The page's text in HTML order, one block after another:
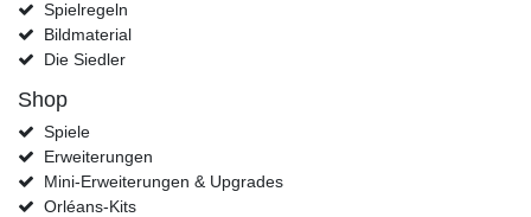
Spielregeln
Bildmaterial
Die Siedler
Shop
Spiele
Erweiterungen
Mini-Erweiterungen & Upgrades
Orléans-Kits